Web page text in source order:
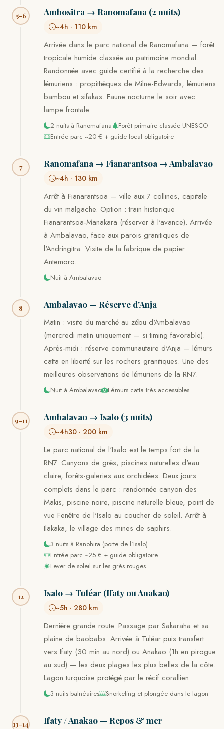
5-6 Ambositra → Ranomafana (2 nuits)
~4h · 110 km
Arrivée dans le parc national de Ranomafana — forêt
tropicale humide classée au patrimoine mondial.
Randonnée avec guide certifié à la recherche des
lémuriens : propithèques de Milne-Edwards, lémuriens
bambou et sifakas. Faune nocturne le soir avec
lampe frontale.
2 nuits à Ranomafana
Forêt primaire classée UNESCO
Entrée parc ~20 € + guide local obligatoire
7 Ranomafana → Fianarantsoa → Ambalavao
~4h · 130 km
Arrêt à Fianarantsoa — ville aux 7 collines, capitale
du vin malgache. Option : train historique
Fianarantsoa-Manakara (réserver à l'avance). Arrivée
à Ambalavao, face aux parois granitiques de
l'Andringitra. Visite de la fabrique de papier
Antemoro.
Nuit à Ambalavao
8
Ambalavao — Réserve d'Anja
Matin : visite du marché au zébu d'Ambalavao
(mercredi matin uniquement — si timing favorable).
Après-midi : réserve communautaire d'Anja — lémurs
catta en liberté sur les rochers granitiques. Une des
meilleures observations de lémuriens de la RN7.
Nuit à Ambalavao Lémurs catta très accessibles
9-11 Ambalavao → Isalo (3 nuits)
~4h30 · 200 km
Le parc national de l'Isalo est le temps fort de la
RN7. Canyons de grès, piscines naturelles d'eau
claire, forêts-galeries aux orchidées. Deux jours
complets dans le parc : randonnée canyon des
Makis, piscine noire, piscine naturelle bleue, point de
vue Fenêtre de l'Isalo au coucher de soleil. Arrêt à
Ilakaka, le village des mines de saphirs.
3 nuits à Ranohira (porte de l'Isalo)
Entrée parc ~25 € + guide obligatoire
Lever de soleil sur les grès rouges
12 Isalo → Tuléar (Ifaty ou Anakao)
~5h · 280 km
Dernière grande route. Passage par Sakaraha et sa
plaine de baobabs. Arrivée à Tuléar puis transfert
vers Ifaty (30 min au nord) ou Anakao (1h en pirogue
au sud) — les deux plages les plus belles de la côte.
Lagon turquoise protégé par le récif corallien.
3 nuits balnéaires Snorkeling et plongée dans le lagon
13-14
Ifaty / Anakao — Repos & mer